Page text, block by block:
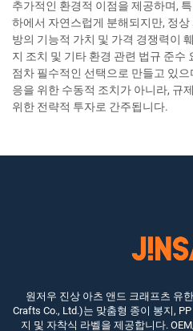
추가적인 환경적 이점을 제공하며,
하에서 자연스럽게 분해되지만, 정
방의 기능적 가치 및 가격 경쟁력이
지 조치 및 기타 환경 관련 법규 준수
점차 필수적인 선택으로 만들고 있
응을 위한 수동적 조치가 아니라, 규
위한 전략적 투자로 간주됩니다.
원저우 진상 아츠 앤드 크래프츠 유
Crafts Co., Ltd.)는 맞춤형 종이 봉지,
지 및 자착식 라벨을 제공합니다.